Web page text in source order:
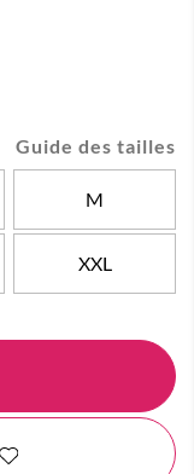
Guide des tailles
M
XXL